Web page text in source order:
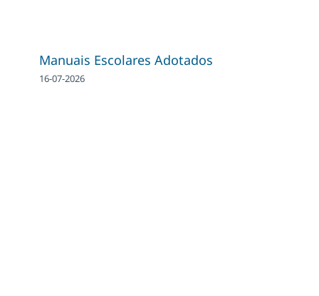
Manuais Escolares Adotados
16-07-2026